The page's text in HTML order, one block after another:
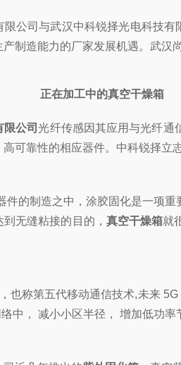
公司与武汉中科锐择光电科技有
制造能力的厂家发展机遇。武
正在加工中的真空干燥箱
限公司光纤传感因其应用与光纤通
可靠性的相应器件。中科锐择
件的制造之中，涂胶固化是一项
无缝粘接的目的， 真空干燥箱就
也称第五代移动通信技术,未来
中， 减小小区半径， 增加低功